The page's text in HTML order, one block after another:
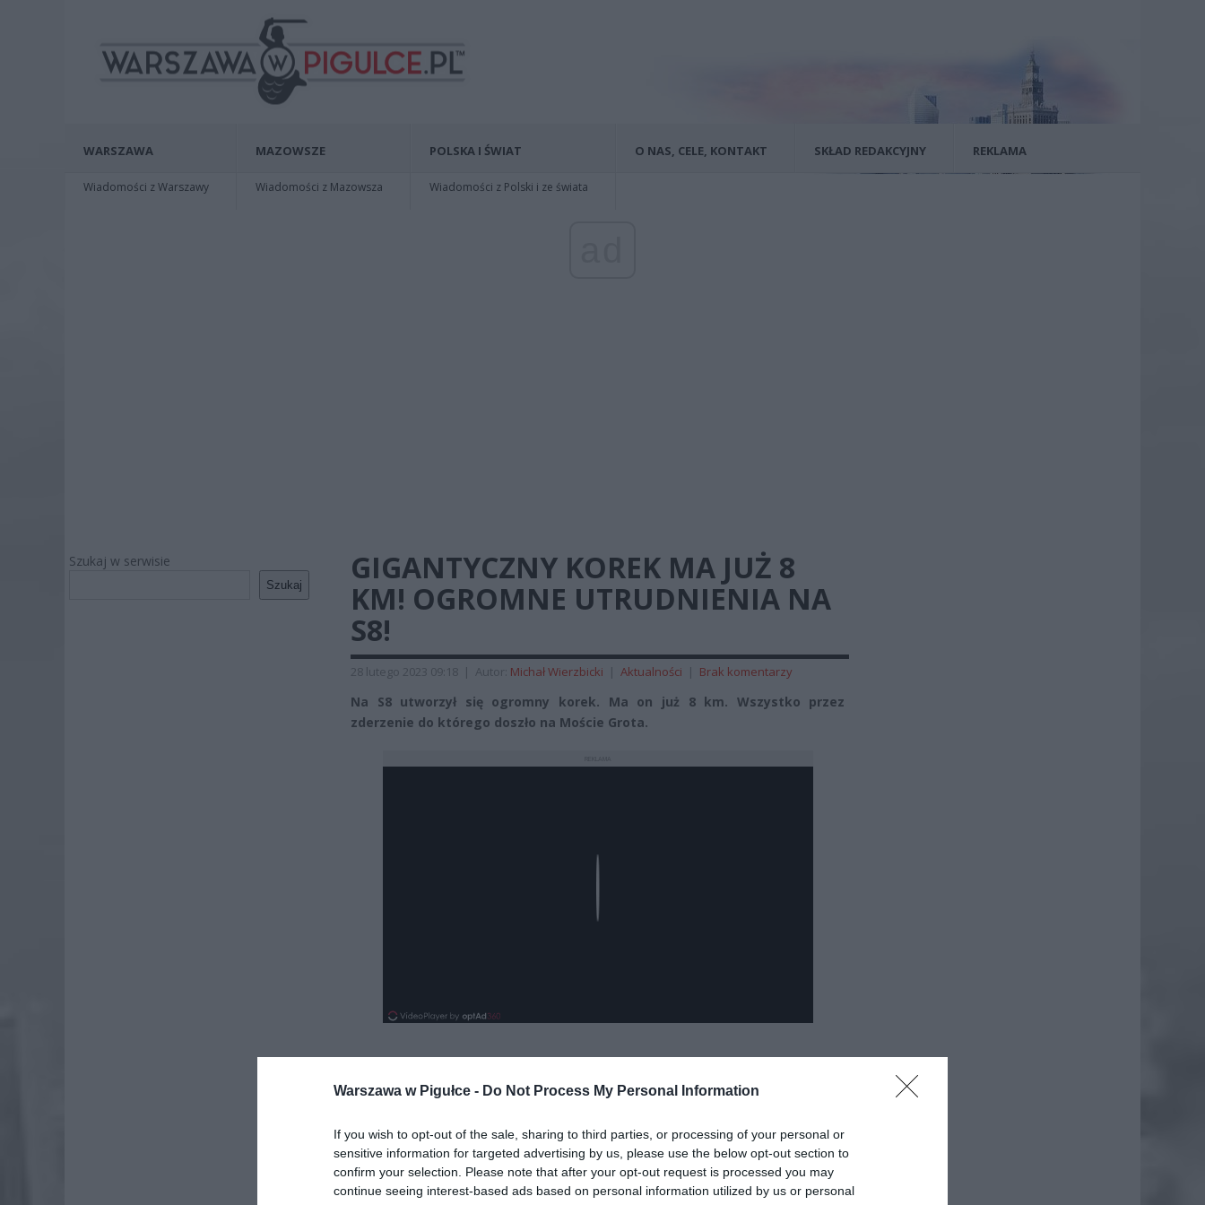
Warszawa w Pigułce - Do Not Process My Personal Information
If you wish to opt-out of the sale, sharing to third parties, or processing of your personal or
sensitive information for targeted advertising by us, please use the below opt-out section to
confirm your selection. Please note that after your opt-out request is processed you may
continue seeing interest-based ads based on personal information utilized by us or personal
WARSZAWA
Wiadomości z Warszawy
MAZOWSZE
Wiadomości z Mazowsza
POLSKA I ŚWIAT
Wiadomości z Polski i ze świata
O NAS, CELE, KONTAKT SKŁAD REDAKCYJNY REKLAMA
Szukaj w serwisie
Szukaj
GIGANTYCZNY KOREK MA JUŻ 8
KM! OGROMNE UTRUDNIENIA NA
S8!
28 lutego 2023 09:18 | Autor: Michał Wierzbicki | Aktualności | Brak komentarzy
Na S8 utworzył się ogromny korek. Ma on już 8 km. Wszystko przez
zderzenie do którego doszło na Moście Grota.
Dodaj nas do preferowanych źródeł w Google